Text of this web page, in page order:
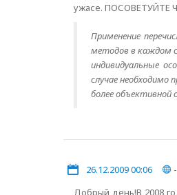
ужасе. ПОСОВЕТУЙТЕ
Применение
методов в каждом
индивидуальные
случае необходимо
более объективной
26.12.2009 00:06 -
Добрый день!В 2008